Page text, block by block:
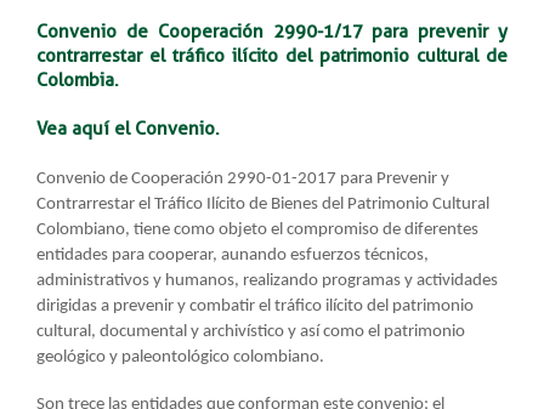
Convenio de Cooperación 2990-1/17 para prevenir y
contrarrestar el tráfico ilícito del patrimonio cultural de
Colombia.
Vea aquí el Convenio.
Convenio de Cooperación 2990-01-2017 para Prevenir y
Contrarrestar el Tráfico Ilícito de Bienes del Patrimonio Cultural
Colombiano, tiene como objeto el compromiso de diferentes
entidades para cooperar, aunando esfuerzos técnicos,
administrativos y humanos, realizando programas y actividades
dirigidas a prevenir y combatir el tráfico ilícito del patrimonio
cultural, documental y archivístico y así como el patrimonio
geológico y paleontológico colombiano.
Son trece las entidades que conforman este convenio; el